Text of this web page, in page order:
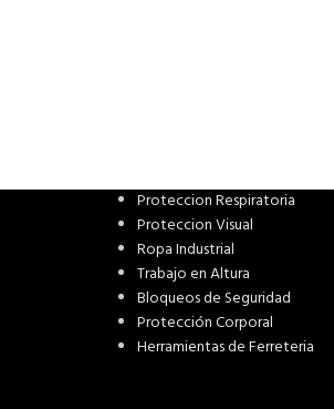
Proteccion Respiratoria
Proteccion Visual
Ropa Industrial
Trabajo en Altura
Bloqueos de Seguridad
Protección Corporal
Herramientas de Ferreteria